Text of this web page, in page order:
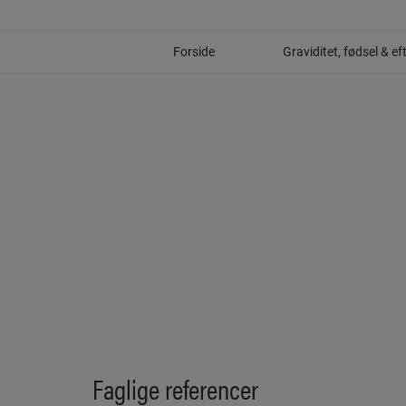
Forside Graviditet, fødsel &
Faglige referencer